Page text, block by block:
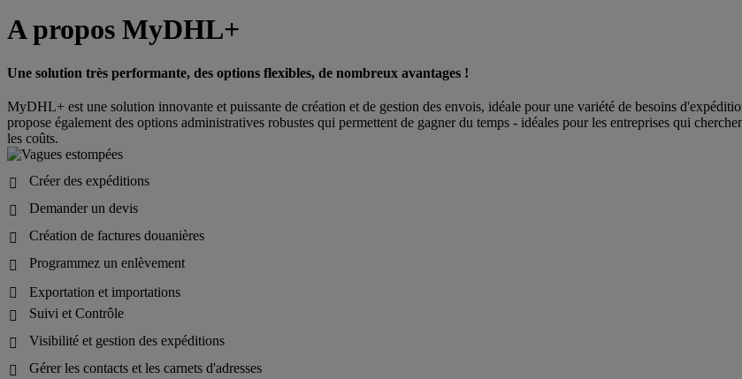
A propos MyDHL+
Une solution très performante, des options flexibles, de nombreux avantages !
MyDHL+ est une solution innovante et puissante de création et de gestion des envois, idéale pour une variété de besoins
propose également des options administratives robustes qui permettent de gagner du temps - idéales pour les entreprises qui
les coûts.

Créer des expéditions

Demander un devis

Création de factures douanières

Programmez un enlèvement

Exportation et importations

Suivi et Contrôle

Visibilité et gestion des expéditions

Gérer les contacts et les carnets d'adresses